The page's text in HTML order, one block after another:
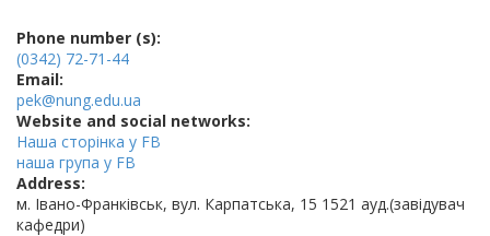
Phone number (s):
(0342) 72-71-44
Email:
pek@nung.edu.ua
Website and social networks:
Наша сторінка у FB
наша група у FB
Address:
м. Івано-Франківськ, вул. Карпатська, 15 1521 ауд.(завідувач
кафедри)